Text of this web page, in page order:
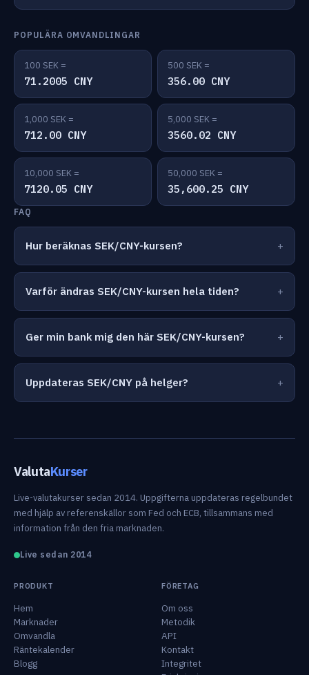
POPULÄRA OMVANDLINGAR
100 SEK =
71.2005 CNY
500 SEK =
356.00 CNY
1,000 SEK =
712.00 CNY
5,000 SEK =
3560.02 CNY
10,000 SEK =
7120.05 CNY
50,000 SEK =
35,600.25 CNY
FAQ
Hur beräknas SEK/CNY-kursen?
Varför ändras SEK/CNY-kursen hela tiden?
Ger min bank mig den här SEK/CNY-kursen?
Uppdateras SEK/CNY på helger?
ValutaKurser
Live-valutakurser sedan 2014. Uppgifterna uppdateras regelbundet
med hjälp av referenskällor som Fed och ECB, tillsammans med
information från den fria marknaden.
Live sedan 2014
PRODUKT
Hem
Marknader
Omvandla
Räntekalender
Blogg
FÖRETAG
Om oss
Metodik
API
Kontakt
Integritet